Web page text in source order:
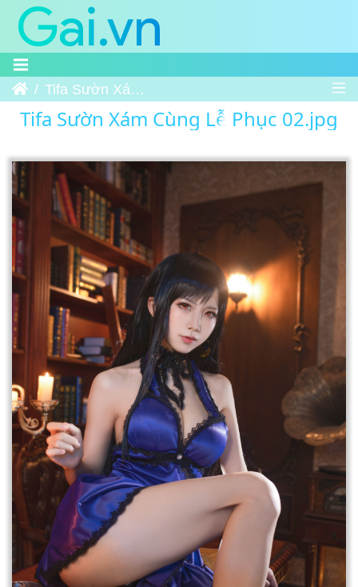
Trang chủTifa Sườn Xám Cùng Lễ Phục 02
Tifa Sườn Xám Cùng Lễ Phục 02.jpg